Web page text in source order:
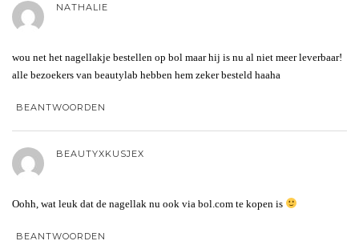
NATHALIE
wou net het nagellakje bestellen op bol maar hij is nu al niet meer leverbaar!
alle bezoekers van beautylab hebben hem zeker besteld haaha
BEANTWOORDEN
BEAUTYXKUSJEX
Oohh, wat leuk dat de nagellak nu ook via bol.com te kopen is
BEANTWOORDEN